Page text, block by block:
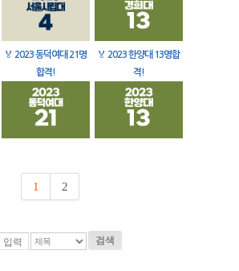
🏅 2023 동덕여대 21명
합격!
🏅 2023 한양대 13명합
격!
1 2
검색